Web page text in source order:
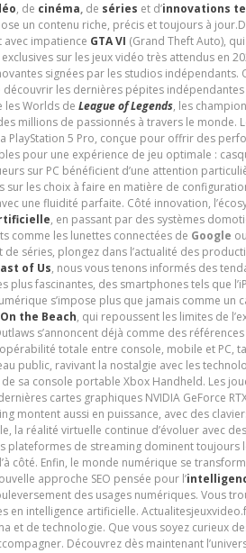
, de cinéma,de séries et d’innovations
un contenu riche, précis et toujours à
impatience GTA VI (Grand Theft Auto),
sur les jeux vidéo très attendus en
signées par les studios indépendants.
les dernières pépites
les Worlds de League of Legends, les
millions de passionnés à travers le monde.
5 Pro, conçue pour offrir des
pour une expérience de jeu optimale :
sur PC bénéficient d’une attention
sur les choix à faire en matière de
une fluidité parfaite. Côté innovation,
, en passant par des systèmes
comme les lunettes connectées de Google
séries, plongez dans l’actualité des
of Us, nous vous tenons informés des
fascinantes, des smartphones tels que
s’impose plus que jamais comme un
the Beach, qui repoussent les limites de
s’annoncent déjà comme des
totale entre console, mobile et PC,
public, ravivant la nostalgie avec les
sa console portable Xbox Handheld. Les
cartes graphiques NVIDIA GeForce
montent aussi en puissance, avec des
la réalité virtuelle continue d’évoluer avec
plateformes de streaming dominent toujours
Enfin, le monde numérique se
approche SEO pensée pour l’
des usages numériques. Vous
intelligence artificielle.
et de technologie. Que vous soyez curieux
Découvrez dès maintenant